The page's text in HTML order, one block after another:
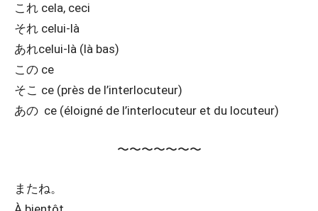
これ cela, ceci
それ celui-là
あれcelui-là (là bas)
この ce
そこ ce (près de l’interlocuteur)
あの ce (éloigné de l’interlocuteur et du locuteur)
〜〜〜〜〜〜〜
またね。